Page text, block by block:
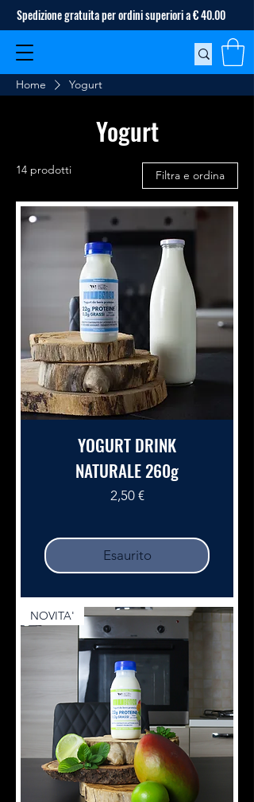
Spedizione gratuita per ordini superiori a € 40.00
Home Yogurt
Yogurt
14 prodotti Filtra e ordina
YOGURT DRINK
NATURALE 260g
Prezzo
2,50 €
Esaurito
NOVITA'